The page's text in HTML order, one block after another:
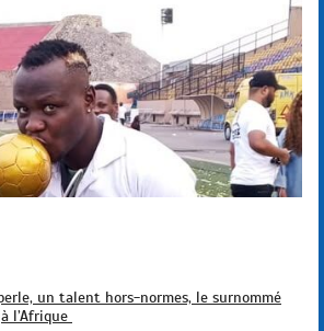
un talent hors-normes, le surnommé
l’Afrique